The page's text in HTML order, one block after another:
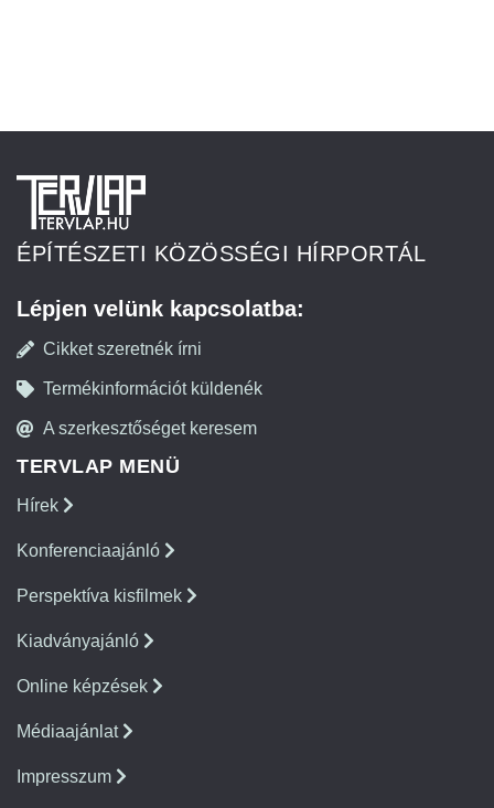
ÉPÍTÉSZETI KÖZÖSSÉGI HÍRPORTÁL
Lépjen velünk kapcsolatba:
Cikket szeretnék írni
Termékinformációt küldenék
A szerkesztőséget keresem
TERVLAP MENÜ
Hírek
Konferenciaajánló
Perspektíva kisfilmek
Kiadványajánló
Online képzések
Médiaajánlat
Impresszum